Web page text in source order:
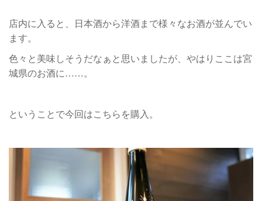
店内に入ると、日本酒から洋酒まで様々なお酒が並んでい
ます。
色々と美味しそうだなぁと思いましたが、やはりここは宮
城県のお酒に……。
ということで今回はこちらを購入。